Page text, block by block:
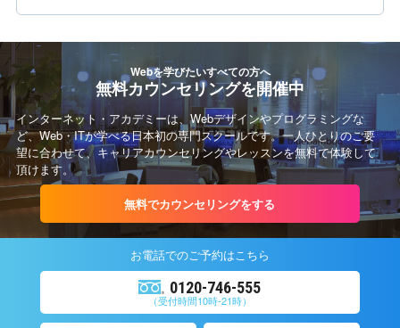
Webを学びたいすべての方へ
無料カウンセリングを開催中
インターネット・アカデミーは、Webデザインやプログラミングな
ど、Web・ITが学べる日本初の専門スクールです。一人ひとりのご要
望に合わせて、キャリアカウンセリングやレッスンを無料で体験して
頂けます。
無料でカウンセリングをする
お電話でのご予約はこちら
0120-746-555
（受付時間10時-21時）